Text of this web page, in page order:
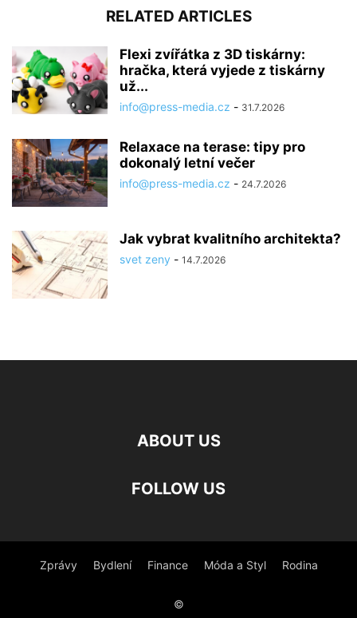
RELATED ARTICLES
Flexi zvířátka z 3D tiskárny:
hračka, která vyjede z tiskárny
už...
info@press-media.cz - 31.7.2026
Relaxace na terase: tipy pro
dokonalý letní večer
info@press-media.cz - 24.7.2026
Jak vybrat kvalitního architekta?
svet zeny - 14.7.2026
ABOUT US
FOLLOW US
Zprávy Bydlení Finance Móda a Styl Rodina
©